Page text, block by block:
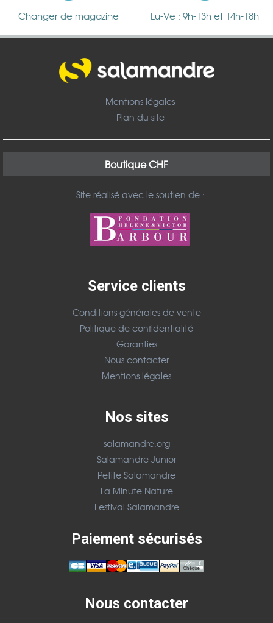
Changer de magazine Lu-Ve : 9h-13h et 14h-18h
Mentions légales
Plan du site
Boutique CHF
Site réalisé avec le soutien de :
Service clients
Conditions générales de vente
Politique de confidentialité
Garanties
Nous contacter
Mentions légales
Nos sites
salamandre.org
Salamandre Junior
Petite Salamandre
La Minute Nature
Festival Salamandre
Paiement sécurisés
Nous contacter